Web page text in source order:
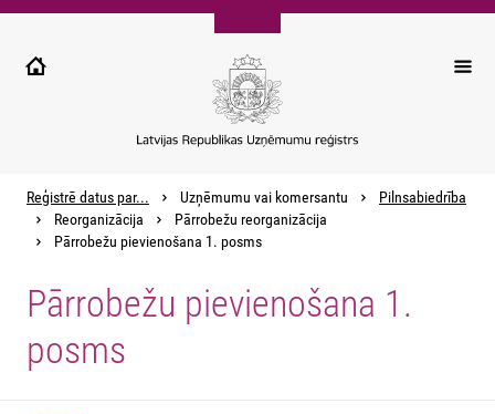
Pārlekt
galveno
Reģistrē datus par... Uzņēmumu vai komersantu
Pilnsabiedrība
Reorganizācija
Pārrobežu reorganizācija
Pārrobežu pievienošana 1. posms
Pārrobežu pievienošana 1.
posms